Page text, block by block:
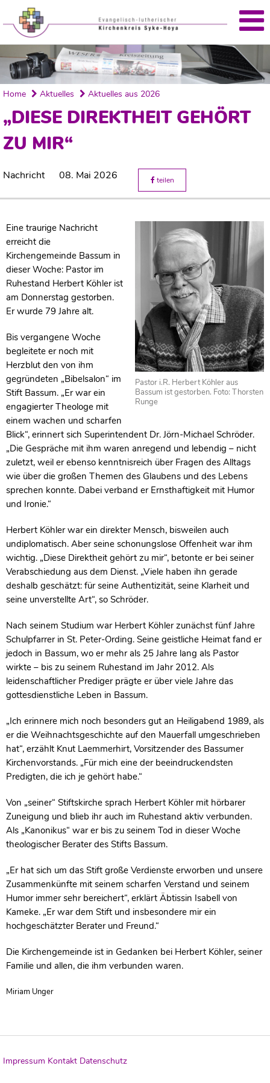
'
Home Aktuelles Aktuelles aus 2026
„DIESE DIREKTHEIT GEHÖRT
ZU MIR“
Nachricht 08. Mai 2026 teilen
Pastor i.R. Herbert Köhler aus
Bassum ist gestorben. Foto: Thorsten
Runge
Eine traurige Nachricht
erreicht die
Kirchengemeinde Bassum in
dieser Woche: Pastor im
Ruhestand Herbert Köhler ist
am Donnerstag gestorben.
Er wurde 79 Jahre alt.
Bis vergangene Woche
begleitete er noch mit
Herzblut den von ihm
gegründeten „Bibelsalon“ im
Stift Bassum. „Er war ein
engagierter Theologe mit
einem wachen und scharfen
Blick“, erinnert sich Superintendent Dr. Jörn-Michael Schröder.
„Die Gespräche mit ihm waren anregend und lebendig – nicht
zuletzt, weil er ebenso kenntnisreich über Fragen des Alltags
wie über die großen Themen des Glaubens und des Lebens
sprechen konnte. Dabei verband er Ernsthaftigkeit mit Humor
und Ironie.“
Herbert Köhler war ein direkter Mensch, bisweilen auch
undiplomatisch. Aber seine schonungslose Offenheit war ihm
wichtig. „Diese Direktheit gehört zu mir“, betonte er bei seiner
Verabschiedung aus dem Dienst. „Viele haben ihn gerade
deshalb geschätzt: für seine Authentizität, seine Klarheit und
seine unverstellte Art“, so Schröder.
Nach seinem Studium war Herbert Köhler zunächst fünf Jahre
Schulpfarrer in St. Peter-Ording. Seine geistliche Heimat fand er
jedoch in Bassum, wo er mehr als 25 Jahre lang als Pastor
wirkte – bis zu seinem Ruhestand im Jahr 2012. Als
leidenschaftlicher Prediger prägte er über viele Jahre das
gottesdienstliche Leben in Bassum.
„Ich erinnere mich noch besonders gut an Heiligabend 1989, als
er die Weihnachtsgeschichte auf den Mauerfall umgeschrieben
hat“, erzählt Knut Laemmerhirt, Vorsitzender des Bassumer
Kirchenvorstands. „Für mich eine der beeindruckendsten
Predigten, die ich je gehört habe.“
Von „seiner“ Stiftskirche sprach Herbert Köhler mit hörbarer
Zuneigung und blieb ihr auch im Ruhestand aktiv verbunden.
Als „Kanonikus“ war er bis zu seinem Tod in dieser Woche
theologischer Berater des Stifts Bassum.
„Er hat sich um das Stift große Verdienste erworben und unsere
Zusammenkünfte mit seinem scharfen Verstand und seinem
Humor immer sehr bereichert“, erklärt Äbtissin Isabell von
Kameke. „Er war dem Stift und insbesondere mir ein
hochgeschätzter Berater und Freund.“
Die Kirchengemeinde ist in Gedanken bei Herbert Köhler, seiner
Familie und allen, die ihm verbunden waren.
Miriam Unger
Impressum Kontakt Datenschutz